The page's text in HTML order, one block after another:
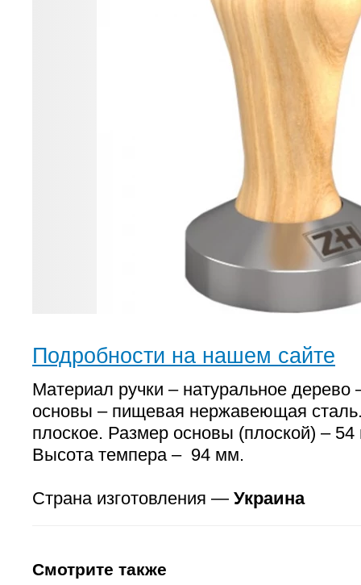
Подробности на нашем сайте
Материал ручки – натуральное
основы – пищевая нержавеющая
плоское. Размер основы (плоской) –
Высота темпера – 94 мм.
Страна изготовления — Украина
Смотрите также